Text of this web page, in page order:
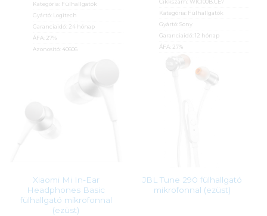
Kategória: Fülhallgatók
Gyártó: Logitech
Garanciaidő: 24 hónap
ÁFA: 27%
Azonosító: 40606
Cikkszám: WIC100B.CE7
Kategória: Fülhallgatók
Gyártó: Sony
Garanciaidő: 12 hónap
ÁFA: 27%
44156
Xiaomi Mi In-Ear
Headphones Basic
fülhallgató mikrofonnal
(ezüst)
JBL Tune 290 fülhallgató
mikrofonnal (ezüst)